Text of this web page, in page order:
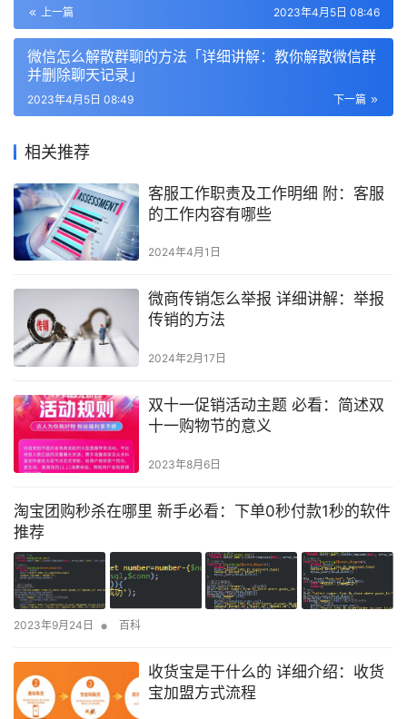
上一篇 2023年4月5日 08:46
微信怎么解散群聊的方法「详细讲解：教你解散微信群
并删除聊天记录」
下一篇
2023年4月5日 08:49
相关推荐
客服工作职责及工作明细 附：客服
的工作内容有哪些
2024年4月1日
微商传销怎么举报 详细讲解：举报
传销的方法
2024年2月17日
双十一促销活动主题 必看：简述双
十一购物节的意义
2023年8月6日
淘宝团购秒杀在哪里 新手必看：下单0秒付款1秒的软件
推荐
2023年9月24日 • 百科
收货宝是干什么的 详细介绍：收货
宝加盟方式流程